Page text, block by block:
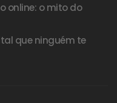
online: o mito do
que ninguém te